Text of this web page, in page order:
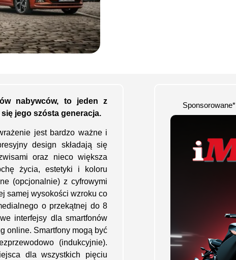
nabywców, to jeden z
jego szósta generacja.
jest bardzo ważne i
design składają się
oraz nieco większa
życia, estetyki i koloru
(opcjonalnie) z cyfrowymi
samej wysokości wzroku co
o przekątnej do 8
interfejsy dla smartfonów
online. Smartfony mogą być
(indukcyjnie).
dla wszystkich pięciu
Sponsorowane*